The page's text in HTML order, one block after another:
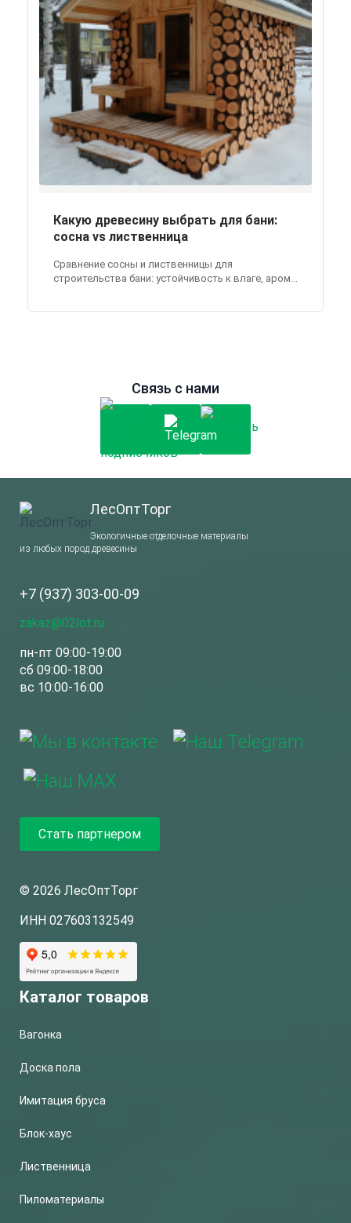
Какую древесину выбрать для бани:
сосна vs лиственница
Сравнение сосны и лиственницы для
строительства бани: устойчивость к влаге, аром...
Связь с нами
ЛесОптТорг
Экологичные отделочные материалы
из любых пород древесины
+7 (937) 303-00-09
zakaz@02lot.ru
пн-пт 09:00-19:00
сб 09:00-18:00
вс 10:00-16:00
Стать партнером
© 2026 ЛесОптТорг
ИНН 027603132549
Каталог товаров
Вагонка
Доска пола
Имитация бруса
Блок-хаус
Лиственница
Пиломатериалы